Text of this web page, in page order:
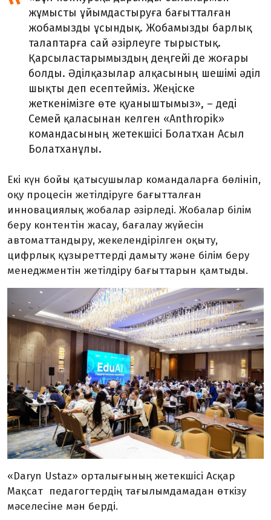
жұмысты ұйымдастыруға бағытталған
жобамызды ұсындық. Жобамызды барлық
талаптарға сай әзірлеуге тырыстық.
Қарсыластарымыздың деңгейі де жоғары
болды. Әділқазылар алқасының шешімі әділ
шықты деп есептейміз. Жеңіске
жеткенімізге өте қуаныштымыз», – деді
Семей қаласынан келген «Anthropik»
командасының жетекшісі Болатхан Асыл
Болатханұлы.
Екі күн бойы қатысушылар командаларға бөлініп,
оқу процесін жетілдіруге бағытталған
инновациялық жобалар әзірледі. Жобалар білім
беру контентін жасау, бағалау жүйесін
автоматтандыру, жекелендірілген оқыту,
цифрлық құзыреттерді дамыту және білім беру
менеджментін жетілдіру бағыттарын қамтыды.
«Daryn Ustaz» орталығының жетекшісі Асқар
Мақсат педагогтердің тағылымдамадан өткізу
мәселесіне мән берді.